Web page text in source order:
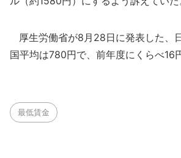
厚生労働省が8月28日に発表した、
国平均は780円で、前年度にくらべ16
最低賃金